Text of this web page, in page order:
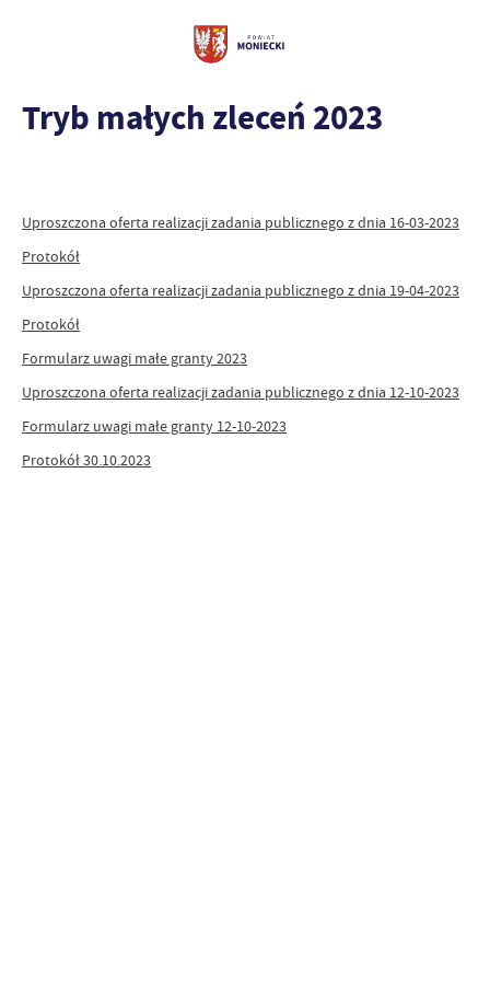
Tryb małych zleceń 2023
Uproszczona oferta realizacji zadania publicznego z dnia 16-03-2023
Protokół
Uproszczona oferta realizacji zadania publicznego z dnia 19-04-2023
Protokół
Formularz uwagi małe granty 2023
Uproszczona oferta realizacji zadania publicznego z dnia 12-10-2023
Formularz uwagi małe granty 12-10-2023
Protokół 30.10.2023